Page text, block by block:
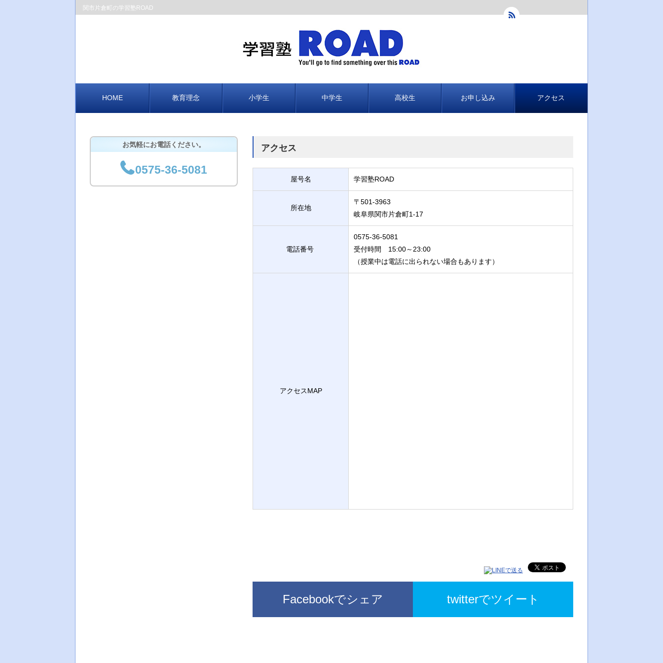
関市片倉町の学習塾ROAD
HOME 教育理念 小学生 中学生 高校生 お申し込み アクセス
アクセス
屋号名 学習塾ROAD
所在地
〒501-3963
岐阜県関市片倉町1-17
電話番号
0575-36-5081
受付時間 15:00～23:00
（授業中は電話に出られない場合もあります）
アクセスMAP
Facebookでシェア twitterでツイート
お気軽にお電話ください。
0575-36-5081